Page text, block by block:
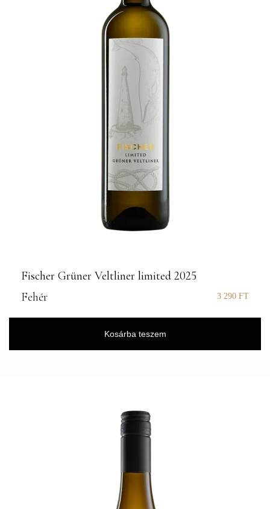
Fischer Grüner Veltliner limited 2025
Fehér
3 290 FT
Kosárba teszem